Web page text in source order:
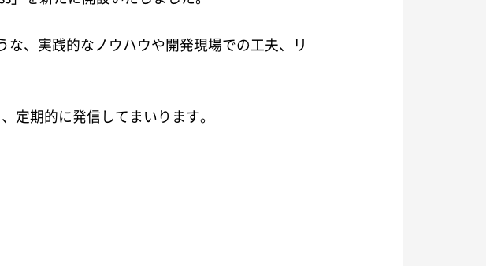
な、実践的なノウハウや開発現場での工夫、リ
定期的に発信してまいります。